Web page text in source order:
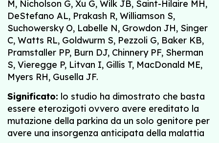
M, Nicholson G, Xu G, Wilk JB, Saint-Hilaire MH,
DeStefano AL, Prakash R, Williamson S,
Suchowersky O, Labelle N, Growdon JH, Singer
C, Watts RL, Goldwurm S, Pezzoli G, Baker KB,
Pramstaller PP, Burn DJ, Chinnery PF, Sherman
S, Vieregge P, Litvan I, Gillis T, MacDonald ME,
Myers RH, Gusella JF.
Significato: lo studio ha dimostrato che basta
essere eterozigoti ovvero avere ereditato la
mutazione della parkina da un solo genitore per
avere una insorgenza anticipata della malattia